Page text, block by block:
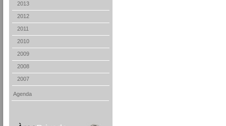
2013
2012
2011
2010
2009
2008
2007
Agenda